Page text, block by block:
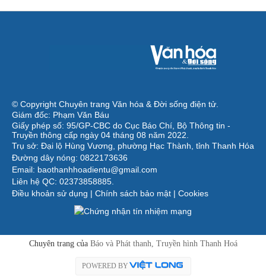
© Copyright Chuyên trang Văn hóa & Đời sống điện tử.
Giám đốc: Phạm Văn Báu
Giấy phép số: 95/GP-CBC do Cục Báo Chí, Bộ Thông tin -
Truyền thông cấp ngày 04 tháng 08 năm 2022.
Trụ sở: Đại lộ Hùng Vương, phường Hạc Thành, tỉnh Thanh Hóa
Đường dây nóng: 0822173636
Email: baothanhhoadientu@gmail.com
Liên hệ QC: 02373858885.
Điều khoản sử dụng | Chính sách bảo mật | Cookies
Chuyên trang của Báo và Phát thanh, Truyền hình Thanh Hoá
POWERED BY